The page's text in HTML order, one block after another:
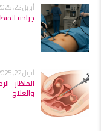
أبريل 22, 2025
جراحة
أبريل 22, 2025
المنظار
والعلاج